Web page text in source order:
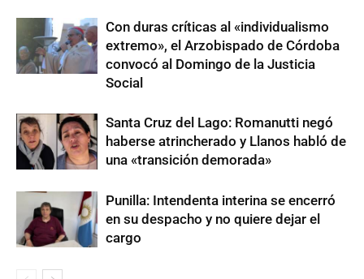
Con duras críticas al «individualismo
extremo», el Arzobispado de Córdoba
convocó al Domingo de la Justicia
Social
Santa Cruz del Lago: Romanutti negó
haberse atrincherado y Llanos habló de
una «transición demorada»
Punilla: Intendenta interina se encerró
en su despacho y no quiere dejar el
cargo